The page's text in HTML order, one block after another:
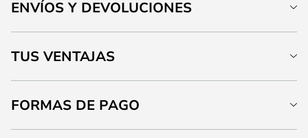
ENVÍOS Y DEVOLUCIONES
TUS VENTAJAS
FORMAS DE PAGO